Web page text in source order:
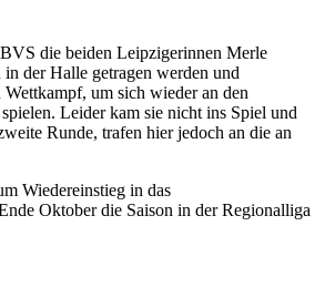
die beiden Leipzigerinnen Merle
der Halle getragen werden und
um sich wieder an den
Leider kam sie nicht ins Spiel und
Runde, trafen hier jedoch an die an
Wiedereinstieg in das
Oktober die Saison in der Regionalliga